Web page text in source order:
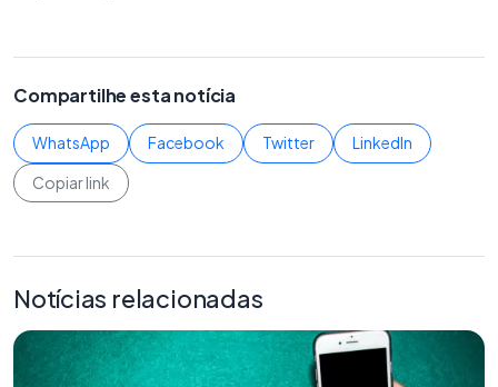
Compartilhe esta notícia
WhatsApp Facebook Twitter
LinkedIn
Copiar link
Notícias relacionadas